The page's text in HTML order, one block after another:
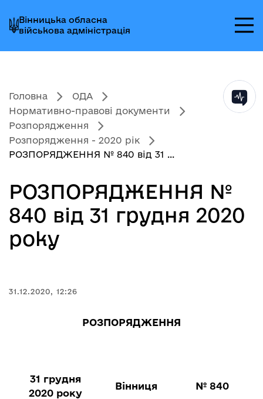
до
головного
меню
до
головного
вмісту
до
головного
колонтитула
Вінницька обласна
військова адміністрація
Головна
ОДА
Нормативно-правові документи
Розпорядження
Розпорядження - 2020 рік
РОЗПОРЯДЖЕННЯ № 840 від 31 ...
РОЗПОРЯДЖЕННЯ №
840 від 31 грудня 2020
року
31.12.2020, 12:26
РОЗПОРЯДЖЕННЯ
31 грудня
2020 року
Вінниця № 840